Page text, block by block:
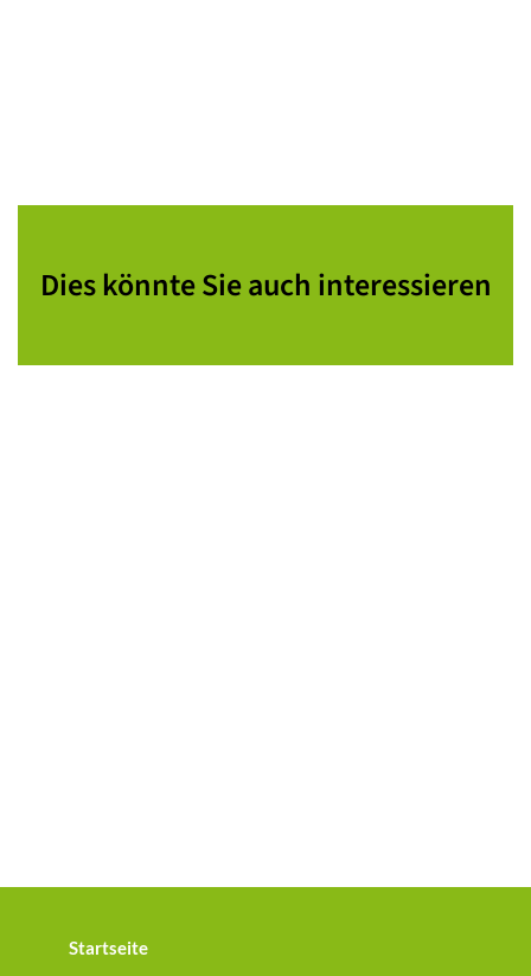
Dies könnte Sie auch interessieren
Startseite